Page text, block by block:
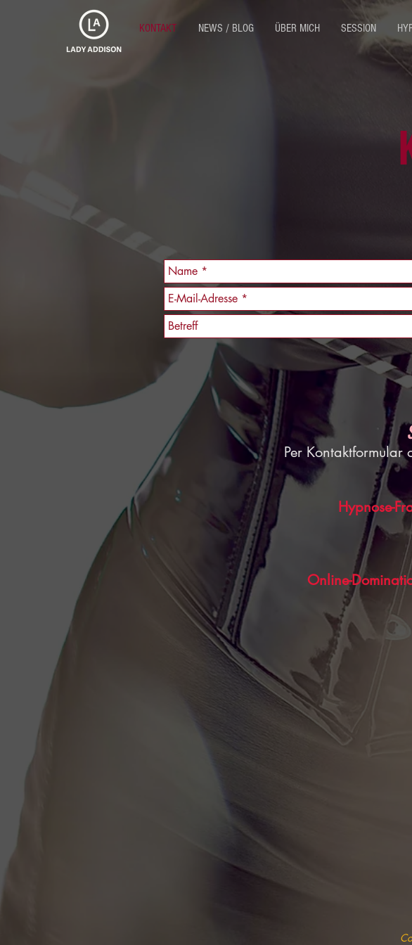
KONTAKT NEWS / BLOG ÜBER MICH SESSION
Per Kontaktformular
Hypnose-
Online-